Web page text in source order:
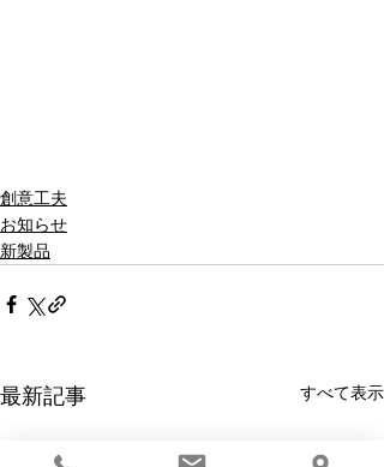
創意工夫
お知らせ
新製品
最新記事 すべて表示